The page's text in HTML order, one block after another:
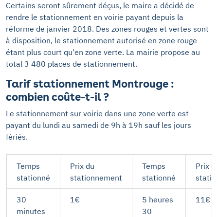
Certains seront sûrement déçus, le maire a décidé de
rendre le stationnement en voirie payant depuis la
réforme de janvier 2018. Des zones rouges et vertes sont
à disposition, le stationnement autorisé en zone rouge
étant plus court qu'en zone verte. La mairie propose au
total 3 480 places de stationnement.
Tarif stationnement Montrouge :
combien coûte-t-il ?
Le stationnement sur voirie dans une zone verte est
payant du lundi au samedi de 9h à 19h sauf les jours
fériés.
Temps
stationné
Prix du
stationnement
Temps
stationné
Prix
30
minutes
1€
5 heures
30
11€